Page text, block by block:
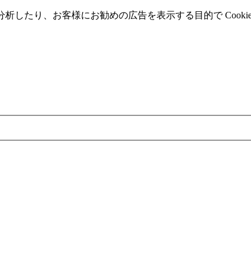
したり、お客様にお勧めの広告を表⽰する⽬的で